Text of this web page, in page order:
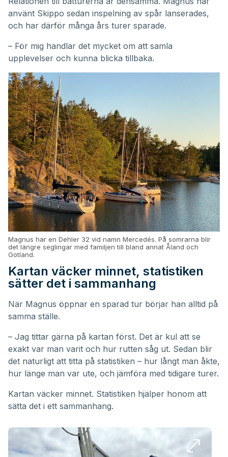
använt Skippo sedan inspelning av spår lanserades,
och har därför många års turer sparade.
– För mig handlar det mycket om att samla
upplevelser och kunna blicka tillbaka.
Magnus har en Dehler 32 vid namn Mercedés. På somrarna blir
det längre seglingar med familjen till bland annat Åland och
Gotland.
Kartan väcker minnet, statistiken
sätter det i sammanhang
När Magnus öppnar en sparad tur börjar han alltid på
samma ställe.
– Jag tittar gärna på kartan först. Det är kul att se
exakt var man varit och hur rutten såg ut. Sedan blir
det naturligt att titta på statistiken – hur långt man åkte,
hur länge man var ute, och jämföra med tidigare turer.
Kartan väcker minnet. Statistiken hjälper honom att
sätta det i ett sammanhang.